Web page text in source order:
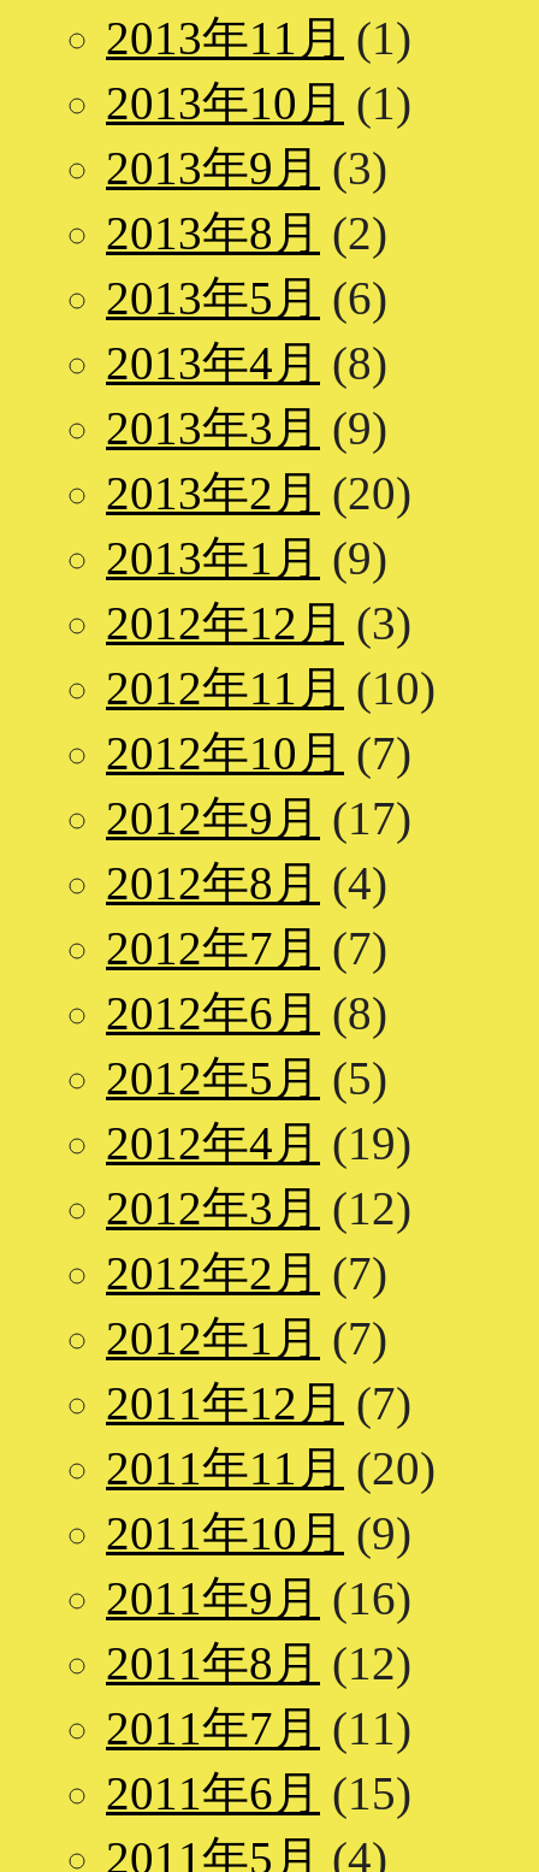
2013年11月 (1)
2013年10月 (1)
2013年9月 (3)
2013年8月 (2)
2013年5月 (6)
2013年4月 (8)
2013年3月 (9)
2013年2月 (20)
2013年1月 (9)
2012年12月 (3)
2012年11月 (10)
2012年10月 (7)
2012年9月 (17)
2012年8月 (4)
2012年7月 (7)
2012年6月 (8)
2012年5月 (5)
2012年4月 (19)
2012年3月 (12)
2012年2月 (7)
2012年1月 (7)
2011年12月 (7)
2011年11月 (20)
2011年10月 (9)
2011年9月 (16)
2011年8月 (12)
2011年7月 (11)
2011年6月 (15)
2011年5月 (4)